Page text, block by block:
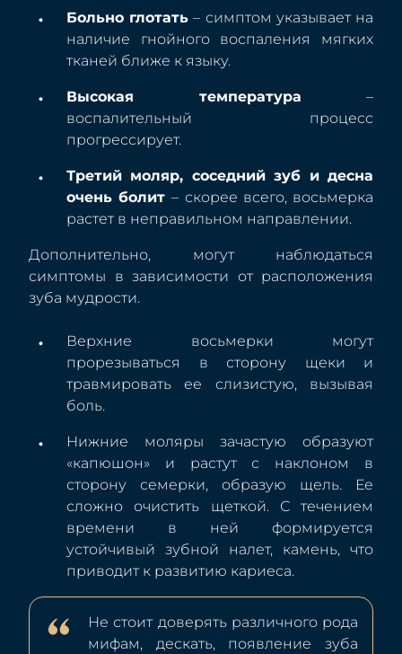
Больно глотать – симптом указывает на
наличие гнойного воспаления мягких
тканей ближе к языку.
Высокая температура –
воспалительный процесс
прогрессирует.
Третий моляр, соседний зуб и десна
очень болит– скорее всего, восьмерка
растет в неправильном направлении.
Дополнительно, могут наблюдаться
симптомы в зависимости от расположения
зуба мудрости.
Верхние восьмерки могут
прорезываться в сторону щеки и
травмировать ее слизистую, вызывая
боль.
Нижние моляры зачастую образуют
«капюшон» и растут с наклоном в
сторону семерки, образую щель. Ее
сложно очистить щеткой. С течением
времени в ней формируется
устойчивый зубной налет, камень, что
приводит к развитию кариеса.
Не стоит доверять различного рода
мифам, дескать, появление зуба